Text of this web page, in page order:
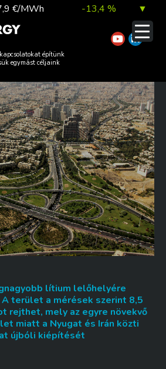
€/MWh -13,4 % ▼
56,1 €/MWh 7,0 % ▲
€/t 1,0 % ▲
26 140,13 0,1 % ▲
363,03 Ft 0,2 % ▲
építünk
egymást céljaink
LÍTIUM
BUKKANTAK
lítium lelőhelyére
A terület a mérések szerint 8,5
rejthet, mely az egyre növekvő
miatt a Nyugat és Irán közti
újbóli kiépítését